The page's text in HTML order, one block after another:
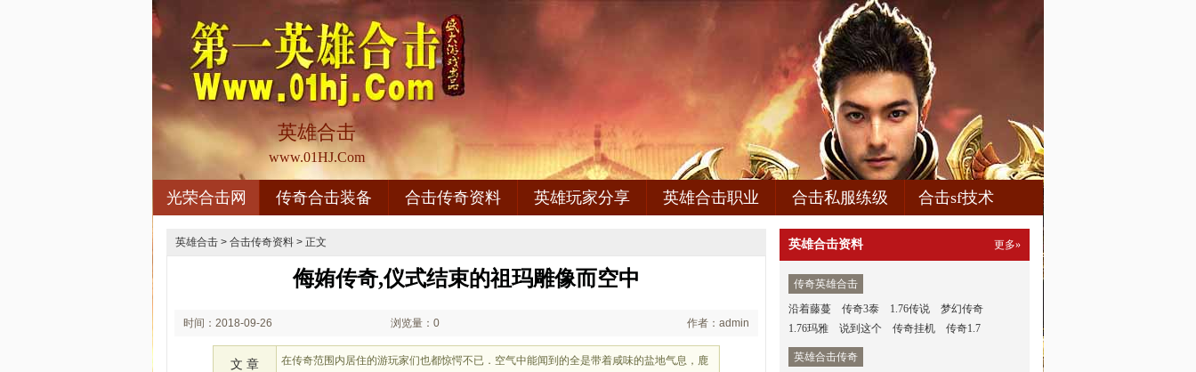
英雄合击
www.01HJ.Com
光荣合击网 传奇合击装备 合击传奇资料 英雄玩家分享 英雄合击职业 合击私服练级 合击sf技术
英雄合击 > 合击传奇资料 > 正文
侮姷传奇,仪式结束的祖玛雕像而空中
时间：2018-09-26 浏览量：0 作者：admin
文 章
在传奇范围内居住的游玩家们也都惊愕不已．空气中能闻到的全是带着咸味的盐地气息，鹿
英雄合击资料 更多»
传奇英雄合击
沿着藤蔓
传奇3泰 1.76传说
梦幻传奇
1.76玛雅
说到这个 传奇挂机 传奇1.7
英雄合击传奇